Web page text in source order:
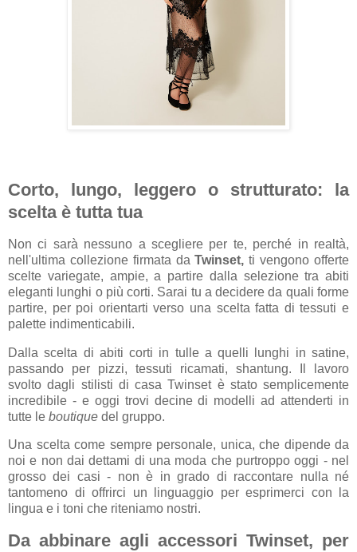
Corto, lungo, leggero o strutturato: la
scelta è tutta tua
Non ci sarà nessuno a scegliere per te, perché in realtà,
nell'ultima collezione firmata daTwinset, ti vengono offerte
scelte variegate, ampie, a partire dalla selezione tra abiti
eleganti lunghi o più corti. Sarai tu a decidere da quali forme
partire, per poi orientarti verso una scelta fatta di tessuti e
palette indimenticabili.
Dalla scelta di abiti corti in tulle a quelli lunghi in satine,
passando per pizzi, tessuti ricamati, shantung. Il lavoro
svolto dagli stilisti di casa Twinset è stato semplicemente
incredibile - e oggi trovi decine di modelli ad attenderti in
tutte le boutique del gruppo.
Una scelta come sempre personale, unica, che dipende da
noi e non dai dettami di una moda che purtroppo oggi - nel
grosso dei casi - non è in grado di raccontare nulla né
tantomeno di offrirci un linguaggio per esprimerci con la
lingua e i toni che riteniamo nostri.
Da abbinare agli accessori Twinset, per